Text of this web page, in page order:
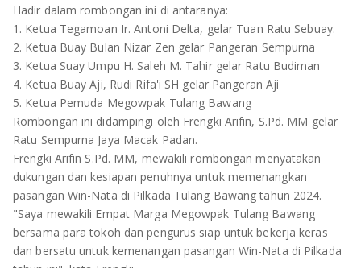
Hadir dalam rombongan ini di antaranya:
1. Ketua Tegamoan Ir. Antoni Delta, gelar Tuan Ratu Sebuay.
2. Ketua Buay Bulan Nizar Zen gelar Pangeran Sempurna
3. Ketua Suay Umpu H. Saleh M. Tahir gelar Ratu Budiman
4. Ketua Buay Aji, Rudi Rifa'i SH gelar Pangeran Aji
5. Ketua Pemuda Megowpak Tulang Bawang
Rombongan ini didampingi oleh Frengki Arifin, S.Pd. MM gelar
Ratu Sempurna Jaya Macak Padan.
Frengki Arifin S.Pd. MM, mewakili rombongan menyatakan
dukungan dan kesiapan penuhnya untuk memenangkan
pasangan Win-Nata di Pilkada Tulang Bawang tahun 2024.
"Saya mewakili Empat Marga Megowpak Tulang Bawang
bersama para tokoh dan pengurus siap untuk bekerja keras
dan bersatu untuk kemenangan pasangan Win-Nata di Pilkada